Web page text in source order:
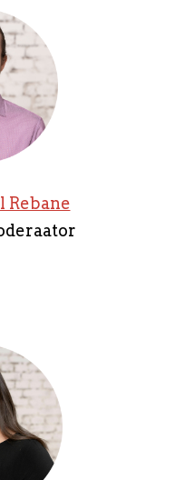
Rebane